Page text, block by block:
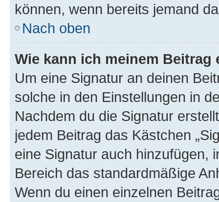
können, wenn bereits jemand
Nach oben
Wie kann ich meinem
Um eine Signatur an deinen
solche in den Einstellungen in
Nachdem du die Signatur
jedem Beitrag das Kästchen
eine Signatur auch hinzufügen,
Bereich das standardmäßige
Wenn du einen einzelnen